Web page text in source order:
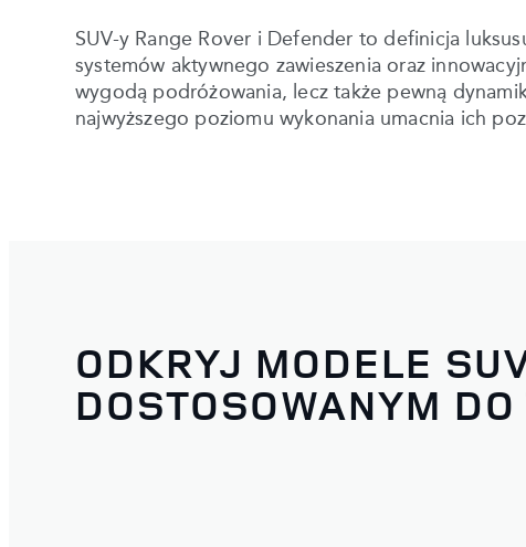
SUV-y Range Rover i Defender to definicja
systemów aktywnego zawieszenia oraz
wygodą podróżowania, lecz także pewną
najwyższego poziomu wykonania umacnia ich
ODKRYJ MODELE
DOSTOSOWANYM